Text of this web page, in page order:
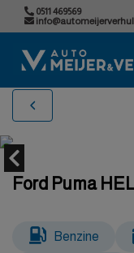
0511 469569
Ford Puma
Benzine